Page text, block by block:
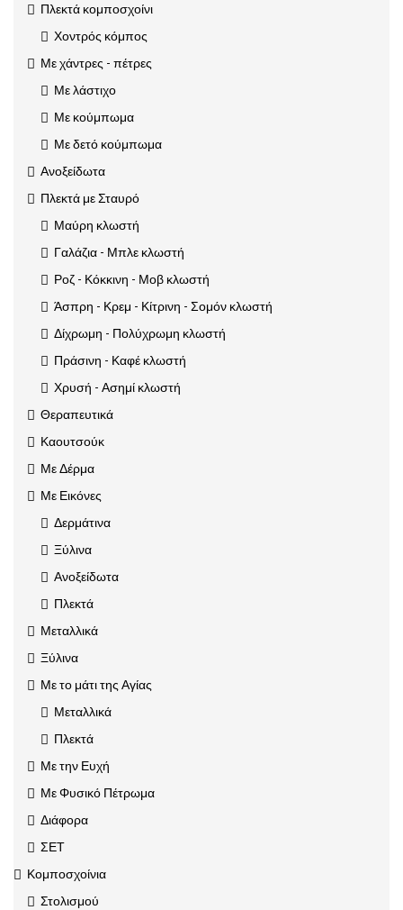
Πλεκτά κομποσχοίνι
Χοντρός κόμπος
Με χάντρες - πέτρες
Με λάστιχο
Με κούμπωμα
Με δετό κούμπωμα
Ανοξείδωτα
Πλεκτά με Σταυρό
Μαύρη κλωστή
Γαλάζια - Μπλε κλωστή
Ροζ - Κόκκινη - Μοβ κλωστή
Άσπρη - Κρεμ - Κίτρινη - Σομόν κλωστή
Δίχρωμη - Πολύχρωμη κλωστή
Πράσινη - Καφέ κλωστή
Χρυσή - Ασημί κλωστή
Θεραπευτικά
Καουτσούκ
Με Δέρμα
Με Εικόνες
Δερμάτινα
Ξύλινα
Ανοξείδωτα
Πλεκτά
Μεταλλικά
Ξύλινα
Με το μάτι της Αγίας
Μεταλλικά
Πλεκτά
Με την Ευχή
Με Φυσικό Πέτρωμα
Διάφορα
ΣΕΤ
Κομποσχοίνια
Στολισμού